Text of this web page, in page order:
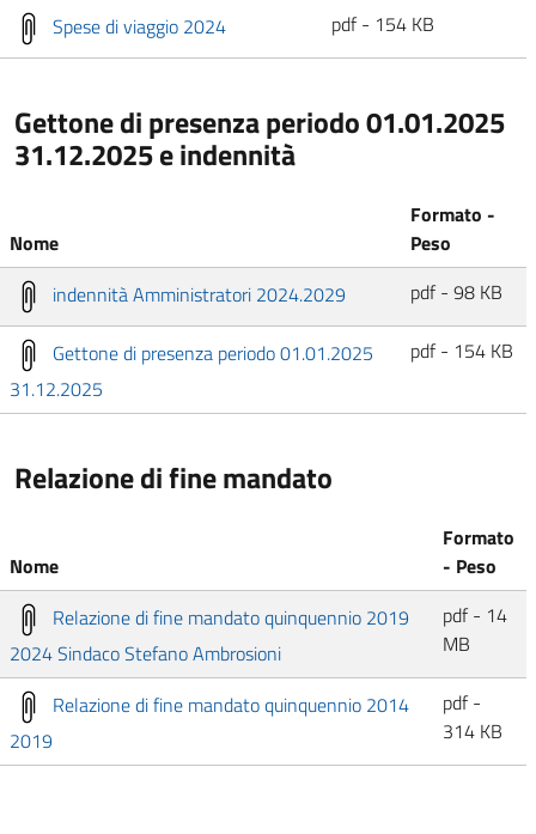
Spese di viaggio 2024 pdf - 154 KB
Gettone di presenza periodo 01.01.2025
31.12.2025 e indennità
Nome
Formato -
Peso
indennità Amministratori 2024.2029
pdf - 98 KB
Gettone di presenza periodo 01.01.2025
31.12.2025
pdf - 154 KB
Relazione di fine mandato
Nome
Formato
- Peso
Relazione di fine mandato quinquennio 2019
2024 Sindaco Stefano Ambrosioni
pdf - 14
MB
Relazione di fine mandato quinquennio 2014
2019
pdf -
314 KB